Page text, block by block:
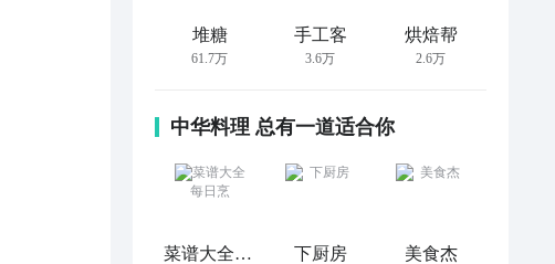
堆糖
61.7万
手工客
3.6万
烘焙帮
2.6万
中华料理 总有一道适合你
菜谱大全每日烹 下厨房 美食杰